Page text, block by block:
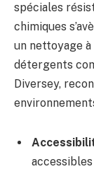
spéciales
chimiques
un nettoyage
détergents
Diversey,
accessibles